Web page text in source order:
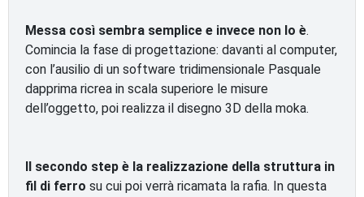
Messa così sembra semplice e invece non lo è.
Comincia la fase di progettazione: davanti al computer,
con l’ausilio di un software tridimensionale Pasquale
dapprima ricrea in scala superiore le misure
dell’oggetto, poi realizza il disegno 3D della moka.
Il secondo step è la realizzazione della struttura in
fil di ferro su cui poi verrà ricamata la rafia. In questa